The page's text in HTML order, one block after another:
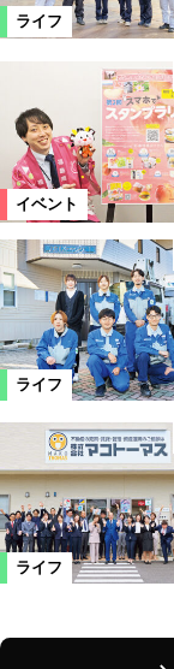
ライフ
イベント
ライフ
ライフ